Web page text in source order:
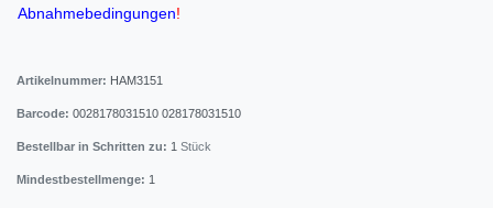
Abnahmebedingungen!
Artikelnummer: HAM3151
Barcode: 0028178031510 028178031510
Bestellbar in Schritten zu: 1 Stück
Mindestbestellmenge: 1